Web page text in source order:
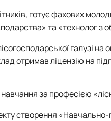
готує фахових
та «технолог з
галузі на
отримав ліцензію на
за професією
створення